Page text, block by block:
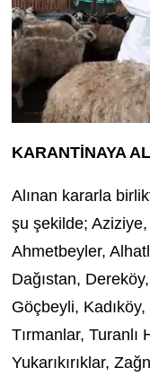
KARANTİNAYA
Alınan kararla
şu şekilde;
Ahmetbeyler,
Dağıstan,
Göçbeyli,
Tırmanlar, Turanlı
Yukarıkırıklar,